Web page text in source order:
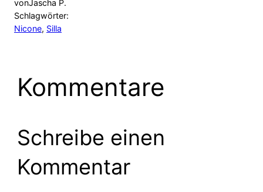
vonJascha P.
Schlagwörter:
Nicone, Silla
Kommentare
Schreibe einen
Kommentar